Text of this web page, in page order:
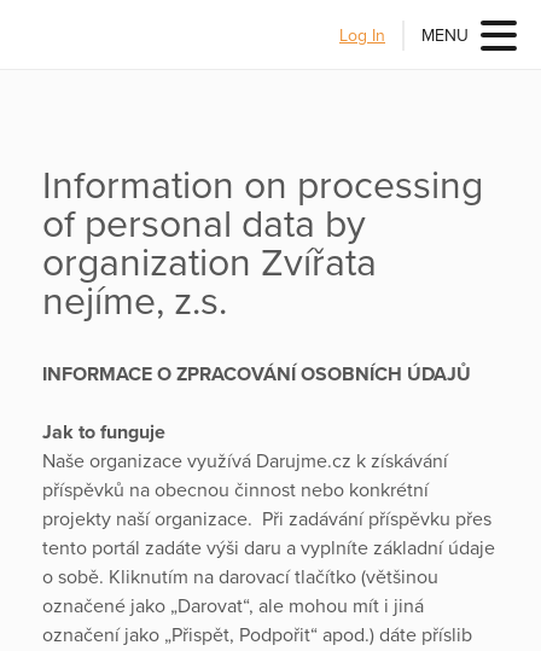
Log In MENU
Information on processing
of personal data by
organization Zvířata
nejíme, z.s.
INFORMACE O ZPRACOVÁNÍ OSOBNÍCH ÚDAJŮ
Jak to funguje
Naše organizace využívá Darujme.cz k získávání
příspěvků na obecnou činnost nebo konkrétní
projekty naší organizace. Při zadávání příspěvku přes
tento portál zadáte výši daru a vyplníte základní údaje
o sobě. Kliknutím na darovací tlačítko (většinou
označené jako „Darovat“, ale mohou mít i jiná
označení jako „Přispět, Podpořit“ apod.) dáte příslib